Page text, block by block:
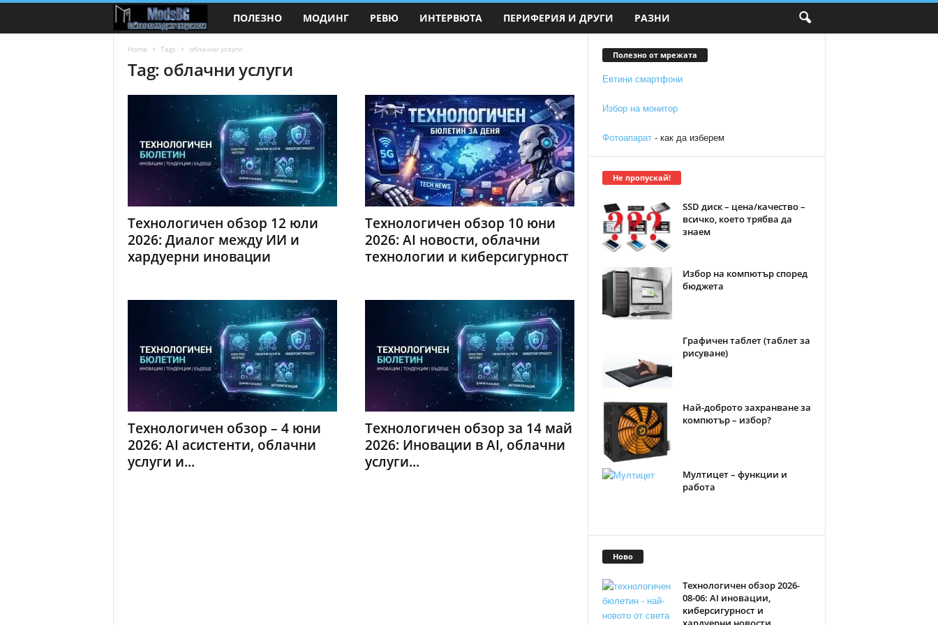
o
d
B
G
o
ПОЛЕЗНО МОДИНГ РЕВЮ ИНТЕРВЮТА ПЕРИФЕРИЯ И ДРУГИ РАЗНИ
Home Tags облачни услуги
Tag: облачни услуги
Технологичен обзор 12 юли
2026: Диалог между ИИ и
хардуерни иновации
Технологичен обзор 10 юни
2026: AI новости, облачни
технологии и киберсигурност
Технологичен обзор – 4 юни
2026: AI асистенти, облачни
услуги и...
Технологичен обзор за 14 май
2026: Иновации в AI, облачни
услуги...
Полезно от мрежата
Евтини смартфони
Избор на монитор
Фотоапарат- как да изберем
Не пропускай!
SSD диск – цена/качество –
всичко, което трябва да
знаем
Избор на компютър според
бюджета
Графичен таблет (таблет за
рисуване)
Най-доброто захранване за
компютър – избор?
Мултицет – функции и
работа
Ново
Технологичен обзор 2026-
08-06: AI иновации,
киберсигурност и